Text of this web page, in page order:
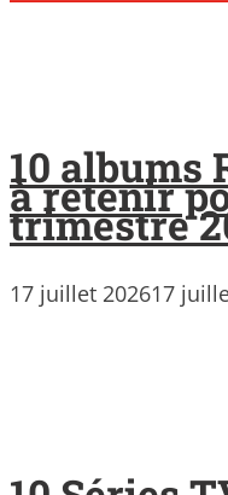
10 albums
à retenir
trimestre
17 juillet 202617